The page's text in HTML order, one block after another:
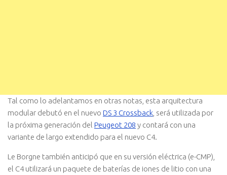
Tal como lo adelantamos en otras notas, esta arquitectura
modular debutó en el nuevo DS 3 Crossback , será utilizada por
la próxima generación del Peugeot 208 y contará con una
variante de largo extendido para el nuevo C4.
Le Borgne también anticipó que en su versión eléctrica (e-CMP),
el C4 utilizará un paquete de baterías de iones de litio con una